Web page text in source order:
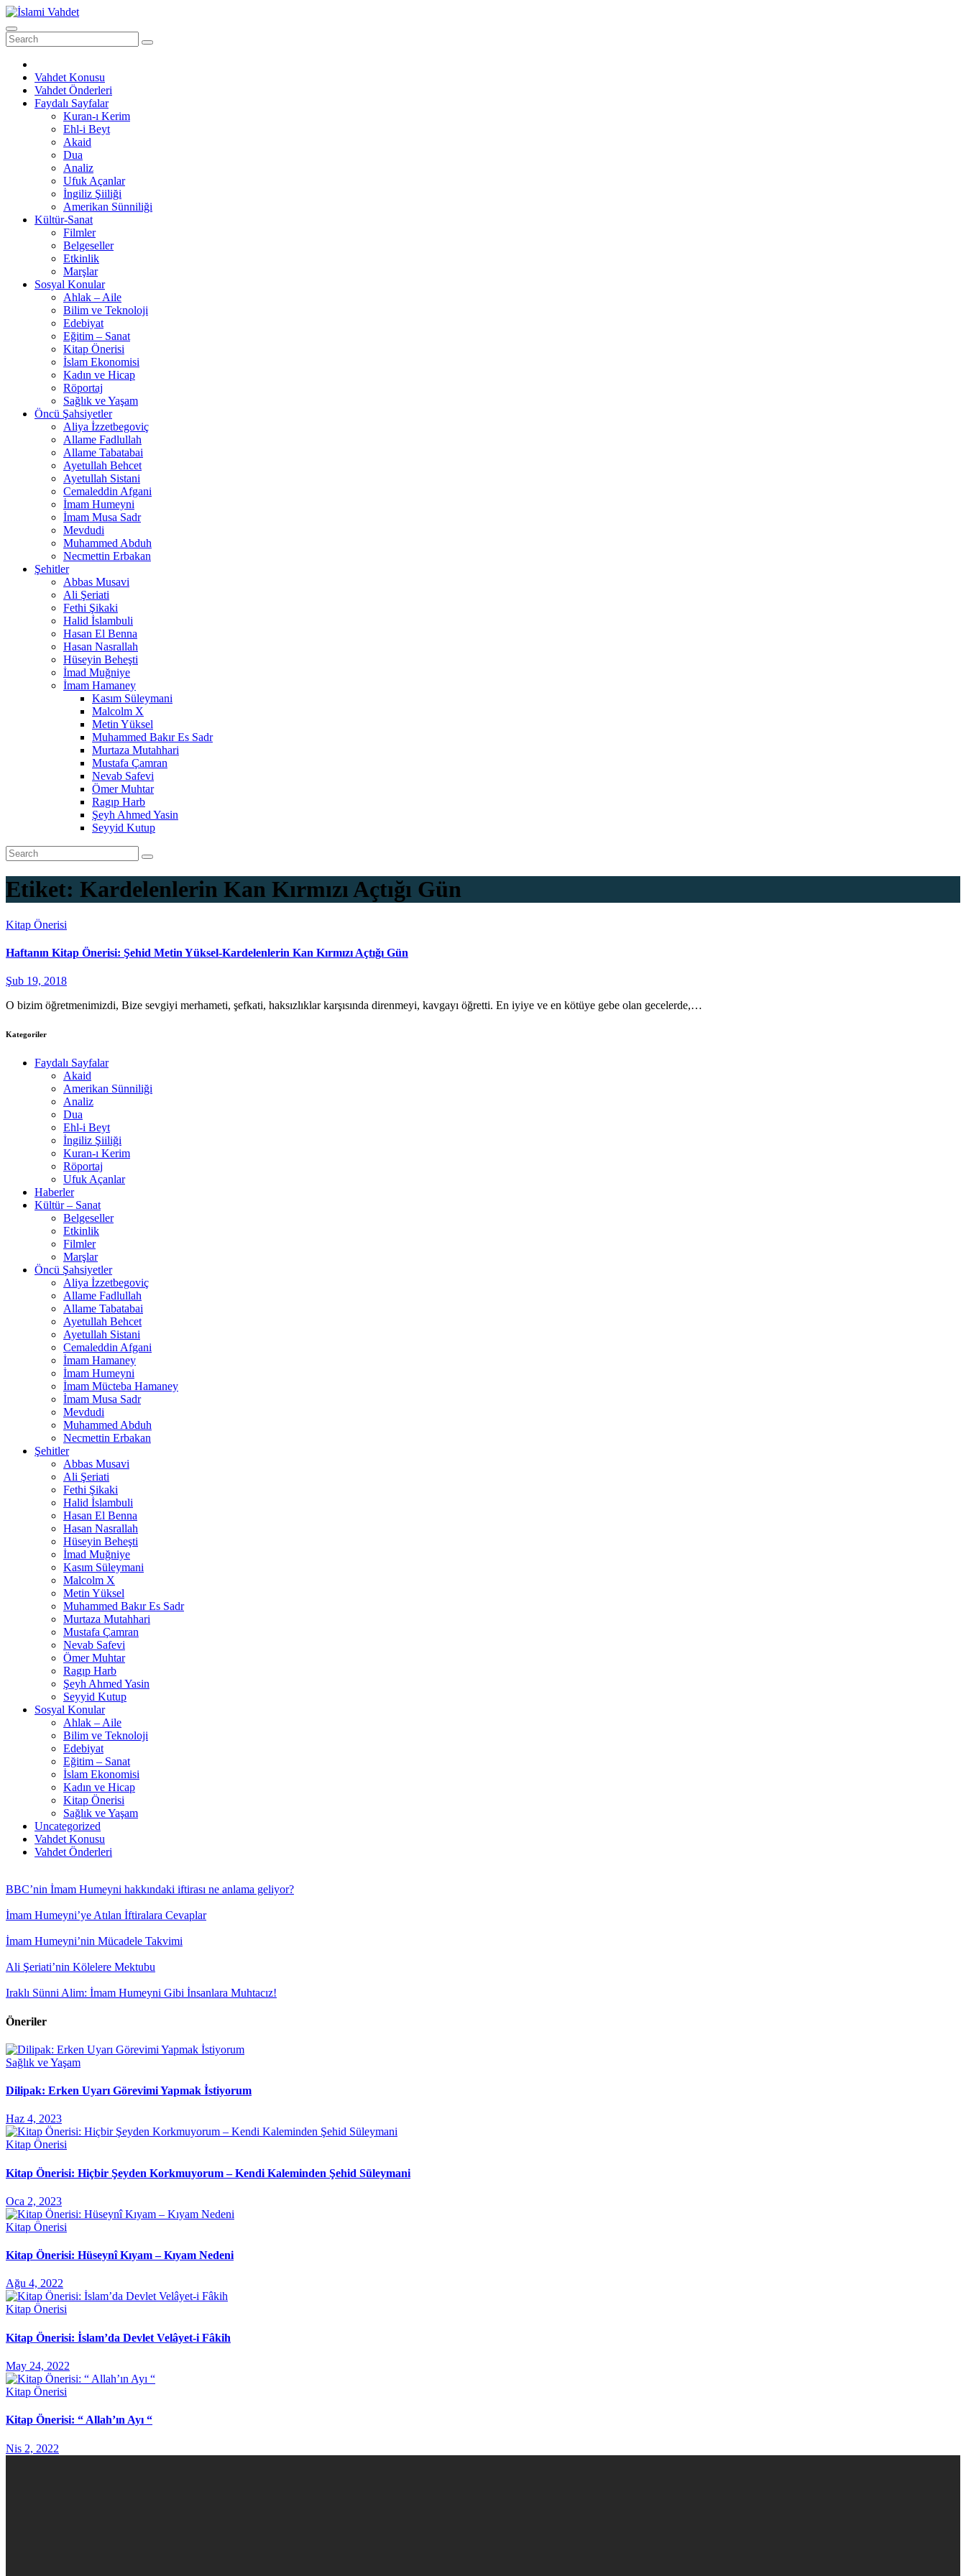
Skip
to
content
Vahdet Konusu
Vahdet Önderleri
Faydalı Sayfalar
Kuran-ı Kerim
Ehl-i Beyt
Akaid
Dua
Analiz
Ufuk Açanlar
İngiliz Şiiliği
Amerikan Sünniliği
Kültür-Sanat
Filmler
Belgeseller
Etkinlik
Marşlar
Sosyal Konular
Ahlak – Aile
Bilim ve Teknoloji
Edebiyat
Eğitim – Sanat
Kitap Önerisi
İslam Ekonomisi
Kadın ve Hicap
Röportaj
Sağlık ve Yaşam
Öncü Şahsiyetler
Aliya İzzetbegoviç
Allame Fadlullah
Allame Tabatabai
Ayetullah Behcet
Ayetullah Sistani
Cemaleddin Afgani
İmam Humeyni
İmam Musa Sadr
Mevdudi
Muhammed Abduh
Necmettin Erbakan
Şehitler
Abbas Musavi
Ali Şeriati
Fethi Şikaki
Halid İslambuli
Hasan El Benna
Hasan Nasrallah
Hüseyin Beheşti
İmad Muğniye
İmam Hamaney
Kasım Süleymani
Malcolm X
Metin Yüksel
Muhammed Bakır Es Sadr
Murtaza Mutahhari
Mustafa Çamran
Nevab Safevi
Ömer Muhtar
Ragıp Harb
Şeyh Ahmed Yasin
Seyyid Kutup
Etiket: Kardelenlerin Kan Kırmızı Açtığı Gün
Kitap Önerisi
Haftanın Kitap Önerisi: Şehid Metin Yüksel-Kardelenlerin Kan Kırmızı Açtığı Gün
Şub 19, 2018
O bizim öğretmenimizdi, Bize sevgiyi merhameti, şefkati, haksızlıklar karşısında direnmeyi, kavgayı öğretti. En iyiye ve en kötüye gebe olan gecelerde,…
Kategoriler
Faydalı Sayfalar
Akaid
Amerikan Sünniliği
Analiz
Dua
Ehl-i Beyt
İngiliz Şiiliği
Kuran-ı Kerim
Röportaj
Ufuk Açanlar
Haberler
Kültür – Sanat
Belgeseller
Etkinlik
Filmler
Marşlar
Öncü Şahsiyetler
Aliya İzzetbegoviç
Allame Fadlullah
Allame Tabatabai
Ayetullah Behcet
Ayetullah Sistani
Cemaleddin Afgani
İmam Hamaney
İmam Humeyni
İmam Mücteba Hamaney
İmam Musa Sadr
Mevdudi
Muhammed Abduh
Necmettin Erbakan
Şehitler
Abbas Musavi
Ali Şeriati
Fethi Şikaki
Halid İslambuli
Hasan El Benna
Hasan Nasrallah
Hüseyin Beheşti
İmad Muğniye
Kasım Süleymani
Malcolm X
Metin Yüksel
Muhammed Bakır Es Sadr
Murtaza Mutahhari
Mustafa Çamran
Nevab Safevi
Ömer Muhtar
Ragıp Harb
Şeyh Ahmed Yasin
Seyyid Kutup
Sosyal Konular
Ahlak – Aile
Bilim ve Teknoloji
Edebiyat
Eğitim – Sanat
İslam Ekonomisi
Kadın ve Hicap
Kitap Önerisi
Sağlık ve Yaşam
Uncategorized
Vahdet Konusu
Vahdet Önderleri
BBC’nin İmam Humeyni hakkındaki iftirası ne anlama geliyor?
İmam Humeyni’ye Atılan İftiralara Cevaplar
İmam Humeyni’nin Mücadele Takvimi
Ali Şeriati’nin Kölelere Mektubu
Iraklı Sünni Alim: İmam Humeyni Gibi İnsanlara Muhtacız!
Öneriler
Sağlık ve Yaşam
Dilipak: Erken Uyarı Görevimi Yapmak İstiyorum
Haz 4, 2023
Kitap Önerisi
Kitap Önerisi: Hiçbir Şeyden Korkmuyorum – Kendi Kaleminden Şehid Süleymani
Oca 2, 2023
Kitap Önerisi
Kitap Önerisi: Hüseynî Kıyam – Kıyam Nedeni
Ağu 4, 2022
Kitap Önerisi
Kitap Önerisi: İslam’da Devlet Velâyet-i Fâkih
May 24, 2022
Kitap Önerisi
Kitap Önerisi: “ Allah’ın Ayı “
Nis 2, 2022